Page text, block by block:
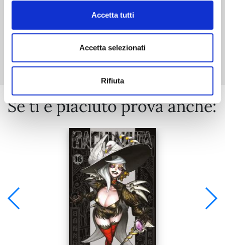
Accetta tutti
Accetta selezionati
Rifiuta
Mostra tutto
Se ti è piaciuto prova anche: